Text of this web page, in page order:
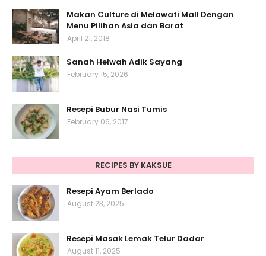
Makan Culture di Melawati Mall Dengan
Menu Pilihan Asia dan Barat
April 21, 2018
Sanah Helwah Adik Sayang
February 15, 2026
Resepi Bubur Nasi Tumis
February 06, 2017
RECIPES BY KAKSUE
Resepi Ayam Berlado
August 23, 2025
Resepi Masak Lemak Telur Dadar
August 11, 2025